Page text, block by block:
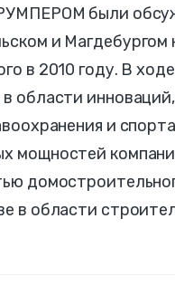
были
и Магдебургом
в 2010 году. В
области
и
мощностей
в области